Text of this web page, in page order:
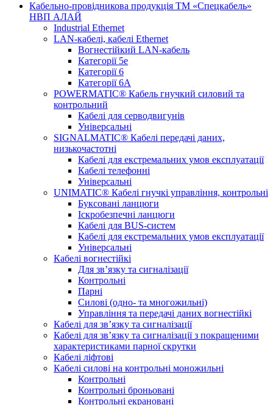
Кабельно-провідникова продукція ТМ «Спецкабель»
НВП АЛАЙ
Industrial Ethernet
LAN-кабелі, кабелі Ethernet
Вогнестійкий LAN-кабель
Категорії 5е
Категорії 6
Категорії 6А
POWERMATIC® Кабель гнучкий силовий та
контрольний
Кабелі для серводвигунів
Універсальні
SIGNALMATIC® Кабелі передачі даних,
низькочастотні
Кабелі для екстремальних умов експлуатації
Кабелі телефонні
Універсальні
UNIMATIC® Кабелі гнучкі управління, контрольні
Буксовані ланцюги
Іскробезпечні ланцюги
Кабелі для BUS-систем
Кабелі для екстремальних умов експлуатації
Універсальні
Кабелі вогнестійкі
Для зв’язку та сигналізації
Контрольні
Парні
Силові (одно- та многожильні)
Управління та передачі даних вогнестійкі
Кабелі для зв’язку та сигналізації
Кабелі для зв’язку та сигналізації з покращеними
характеристиками парної скрутки
Кабелі ліфтові
Кабелі силові на контрольні моножильні
Контрольні
Контрольні броньовані
Контрольні екрановані